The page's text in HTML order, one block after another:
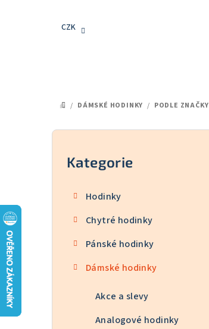
CZK
DOMŮ
/ DÁMSKÉ HODINKY / PODLE ZNAČKY
P
Přeskočit
kategorie
Kategorie
Hodinky
Chytré hodinky
Pánské hodinky
Dámské hodinky
Akce a slevy
Analogové hodinky